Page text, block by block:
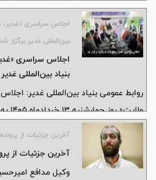
ماندگار این فیلم کلاسیک و شباهت
بگویند؛ اثری که به باور سازندگانش همچنان
ارتباط در عصر مدرن است.
اجلاس سراسری «غدیر،
بین‌المللی غدیر برگزار شد
اجلاس سراسری
بنیاد بین‌المللی
روابط عمومی بنیاد بین‌المللی غدیر:
مشارکت وزارت علوم، تحقیقات و فناوری،
و ارشاد اسلامی و سازمان فرهنگ و
آخرین جزئیات از
آخرین جزئیات از
وکیل مدافع